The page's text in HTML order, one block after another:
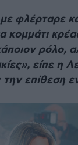
φλέρταρε
κομμάτι
ρόλο,
είπε η
επίθεση